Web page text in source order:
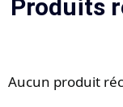
Produits
Aucun produit